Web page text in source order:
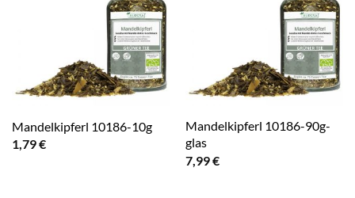
Mandelkipferl 10186-10g
1,79€
Mandelkipferl 10186-90g-
glas
7,99€